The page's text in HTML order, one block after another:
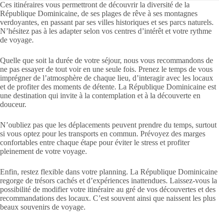
Ces itinéraires vous permettront de découvrir la diversité de la
République Dominicaine, de ses plages de rêve à ses montagnes
verdoyantes, en passant par ses villes historiques et ses parcs naturels.
N’hésitez pas à les adapter selon vos centres d’intérêt et votre rythme
de voyage.
Quelle que soit la durée de votre séjour, nous vous recommandons de
ne pas essayer de tout voir en une seule fois. Prenez le temps de vous
imprégner de l’atmosphère de chaque lieu, d’interagir avec les locaux
et de profiter des moments de détente. La République Dominicaine est
une destination qui invite à la contemplation et à la découverte en
douceur.
N’oubliez pas que les déplacements peuvent prendre du temps, surtout
si vous optez pour les transports en commun. Prévoyez des marges
confortables entre chaque étape pour éviter le stress et profiter
pleinement de votre voyage.
Enfin, restez flexible dans votre planning. La République Dominicaine
regorge de trésors cachés et d’expériences inattendues. Laissez-vous la
possibilité de modifier votre itinéraire au gré de vos découvertes et des
recommandations des locaux. C’est souvent ainsi que naissent les plus
beaux souvenirs de voyage.